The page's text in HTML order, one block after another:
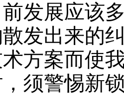
发展应该
发出来的
方案而使
须警惕新